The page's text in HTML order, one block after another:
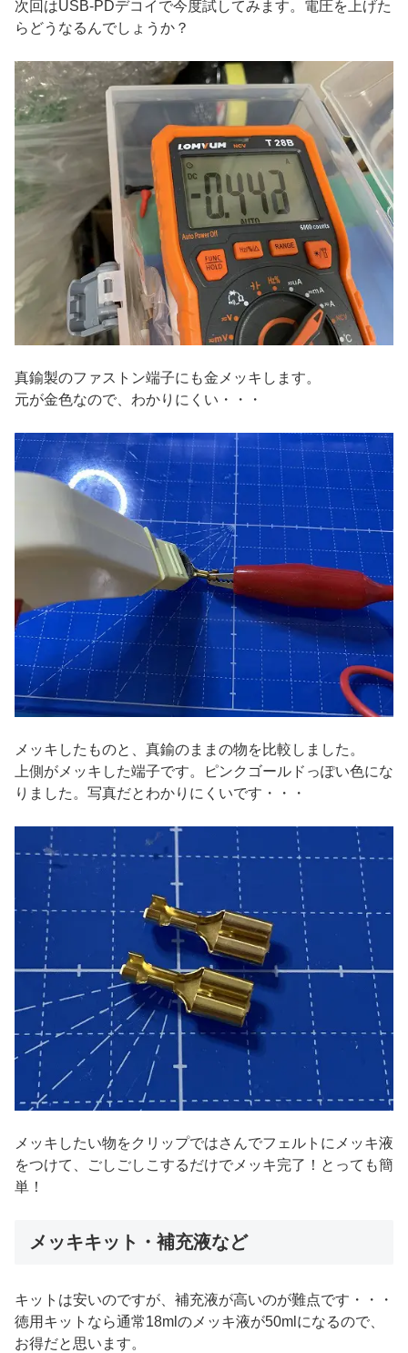
次回はUSB-PDデコイで今度試してみます。電圧を上げた
らどうなるんでしょうか？
真鍮製のファストン端子にも金メッキします。
元が金色なので、わかりにくい・・・
メッキしたものと、真鍮のままの物を比較しました。
上側がメッキした端子です。ピンクゴールドっぽい色にな
りました。写真だとわかりにくいです・・・
メッキしたい物をクリップではさんでフェルトにメッキ液
をつけて、ごしごしこするだけでメッキ完了！とっても簡
単！
メッキキット・補充液など
キットは安いのですが、補充液が高いのが難点です・・・
徳用キットなら通常18mlのメッキ液が50mlになるので、
お得だと思います。